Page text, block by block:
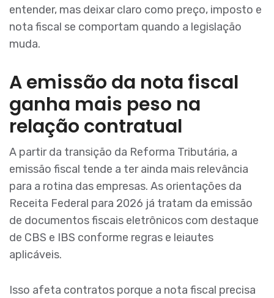
entender, mas deixar claro como preço, imposto e
nota fiscal se comportam quando a legislação
muda.
A emissão da nota fiscal
ganha mais peso na
relação contratual
A partir da transição da Reforma Tributária, a
emissão fiscal tende a ter ainda mais relevância
para a rotina das empresas. As orientações da
Receita Federal para 2026 já tratam da emissão
de documentos fiscais eletrônicos com destaque
de CBS e IBS conforme regras e leiautes
aplicáveis.
Isso afeta contratos porque a nota fiscal precisa